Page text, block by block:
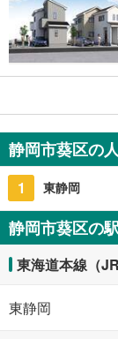
静岡市葵区の
1 東静岡
静岡市葵区の
東海道本線（JR
東静岡